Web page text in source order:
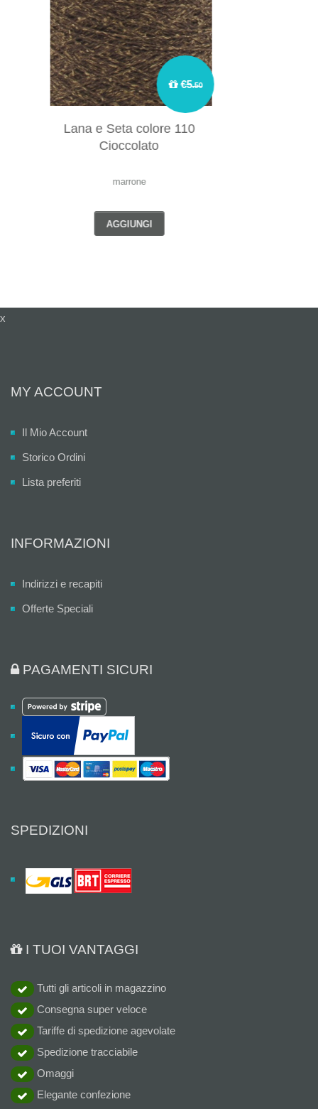
Catena fashion fiori e tondi
x
MY ACCOUNT
Il Mio Account
Storico Ordini
Lista preferiti
INFORMAZIONI
Indirizzi e recapiti
Offerte Speciali
PAGAMENTI SICURI
SPEDIZIONI
I TUOI VANTAGGI
Tutti gli articoli in magazzino
Consegna super veloce
Tariffe di spedizione agevolate
Spedizione tracciabile
Omaggi
Elegante confezione